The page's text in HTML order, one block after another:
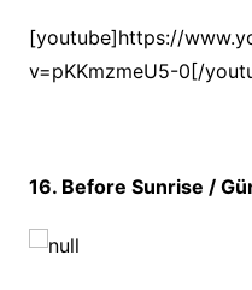
[youtube]https://
v=pKKmzmeU5-0[/
16. Before Sunrise /